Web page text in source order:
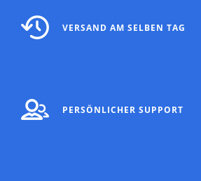
VERSAND AM SELBEN TAG
PERSÖNLICHER SUPPORT